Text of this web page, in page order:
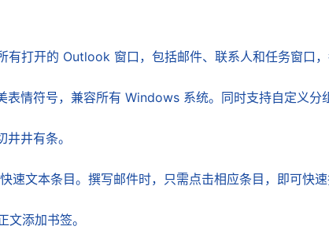
打开的 Outlook 窗口，包括邮件、联系人和任务窗口
表情符号，兼容所有 Windows 系统。同时支持自定义分
井有条。
速文本条目。撰写邮件时，只需点击相应条目，即可快
添加书签。